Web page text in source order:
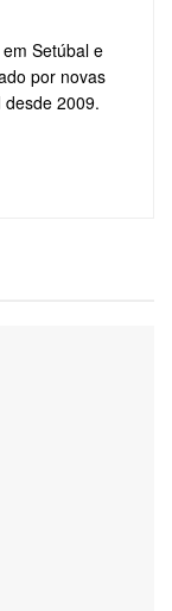
Setúbal e
por novas
2009.